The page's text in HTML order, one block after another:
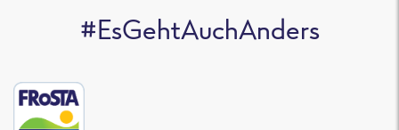
#EsGehtAuchAnders